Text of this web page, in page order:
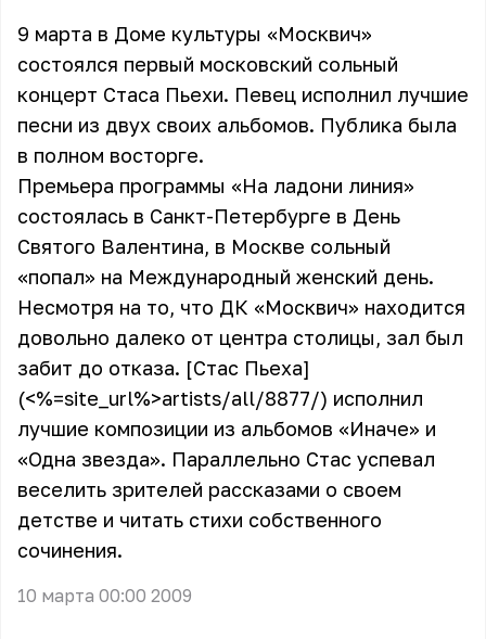
9 марта в Доме культуры «Москвич»
состоялся первый московский сольный
концерт Стаса Пьехи. Певец исполнил лучшие
песни из двух своих альбомов. Публика была
в полном восторге.
Премьера программы «На ладони линия»
состоялась в Санкт-Петербурге в День
Святого Валентина, в Москве сольный
«попал» на Международный женский день.
Несмотря на то, что ДК «Москвич» находится
довольно далеко от центра столицы, зал был
забит до отказа. [Стас Пьеха]
(<%=site_url%>artists/all/8877/) исполнил
лучшие композиции из альбомов «Иначе» и
«Одна звезда». Параллельно Стас успевал
веселить зрителей рассказами о своем
детстве и читать стихи собственного
сочинения.
10 марта 00:00 2009